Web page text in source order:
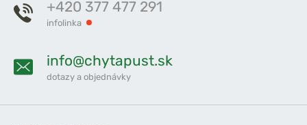
+420 377 477 291
infolinka
info@chytapust.sk
dotazy a objednávky